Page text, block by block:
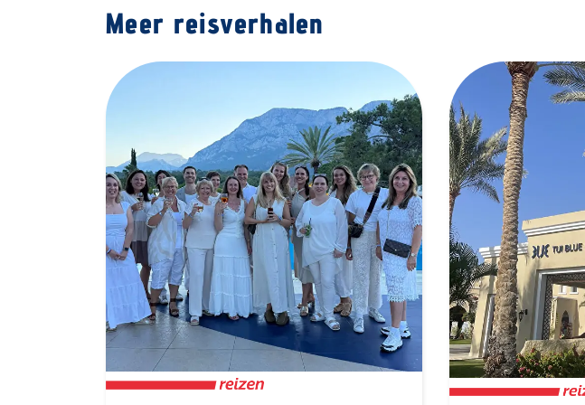
Meer reisverhalen